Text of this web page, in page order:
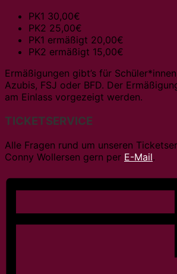
PK1 30,00€
PK2 25,00€
PK1 ermäßigt 20,00€
PK2 ermäßigt 15,00€
Ermäßigungen gibt’s für
Azubis, FSJ oder BFD. Der
am Einlass vorgezeigt werden.
TICKETSERVICE
Alle Fragen rund um unseren
Conny Wollersen gern per E-Mail.